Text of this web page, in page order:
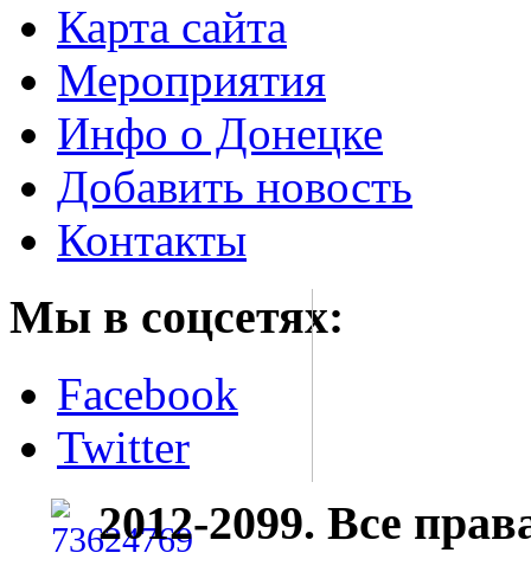
Карта сайта
Мероприятия
Инфо о Донецке
Добавить новость
Контакты
Мы в соцсетях:
Facebook
Twitter
2012-2099. Все